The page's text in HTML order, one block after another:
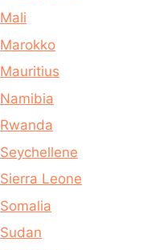
Mali
Marokko
Mauritius
Namibia
Rwanda
Seychellene
Sierra Leone
Somalia
Sudan